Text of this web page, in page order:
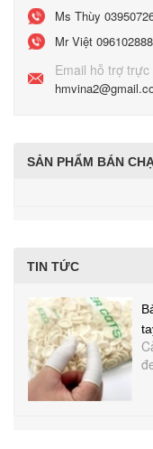
Ms Thùy
Mr Việt
Email hỗ trợ trực
SẢN PHẨM BÁN
TIN TỨC